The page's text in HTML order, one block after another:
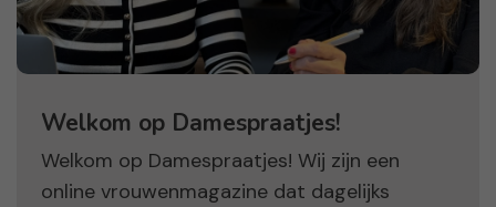
Welkom op Damespraatjes!
Welkom op Damespraatjes! Wij zijn een
online vrouwenmagazine dat dagelijks